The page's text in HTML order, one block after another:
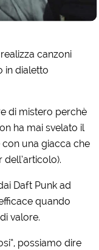
canzoni
in dialetto
di mistero perchè
ha mai svelato il
una giacca che
Daft Punk ad
quando
valore.
possiamo dire